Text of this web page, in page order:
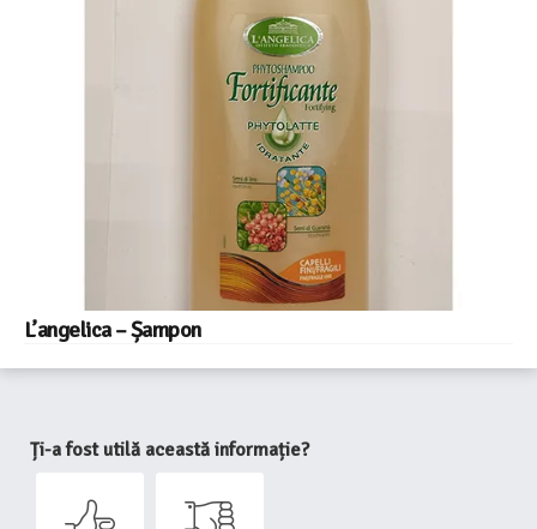
L’angelica – Șampon
Ți-a fost utilă această informație?